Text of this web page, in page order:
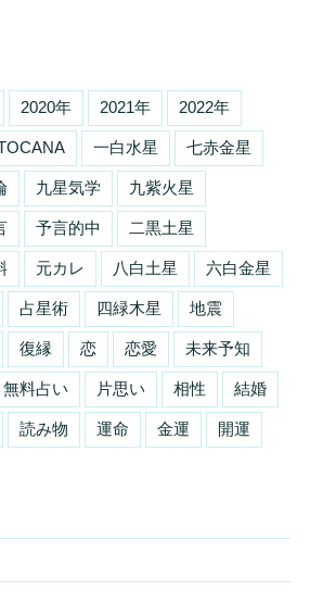
2020年 2021年 2022年
一白水星 七赤金星
九星気学 九紫火星
予言的中 二黒土星
元カレ 八白土星 六白金星
占星術 四緑木星 地震
復縁 恋 恋愛 未来予知
無料占い 片思い 相性 結婚
読み物 運命 金運 開運